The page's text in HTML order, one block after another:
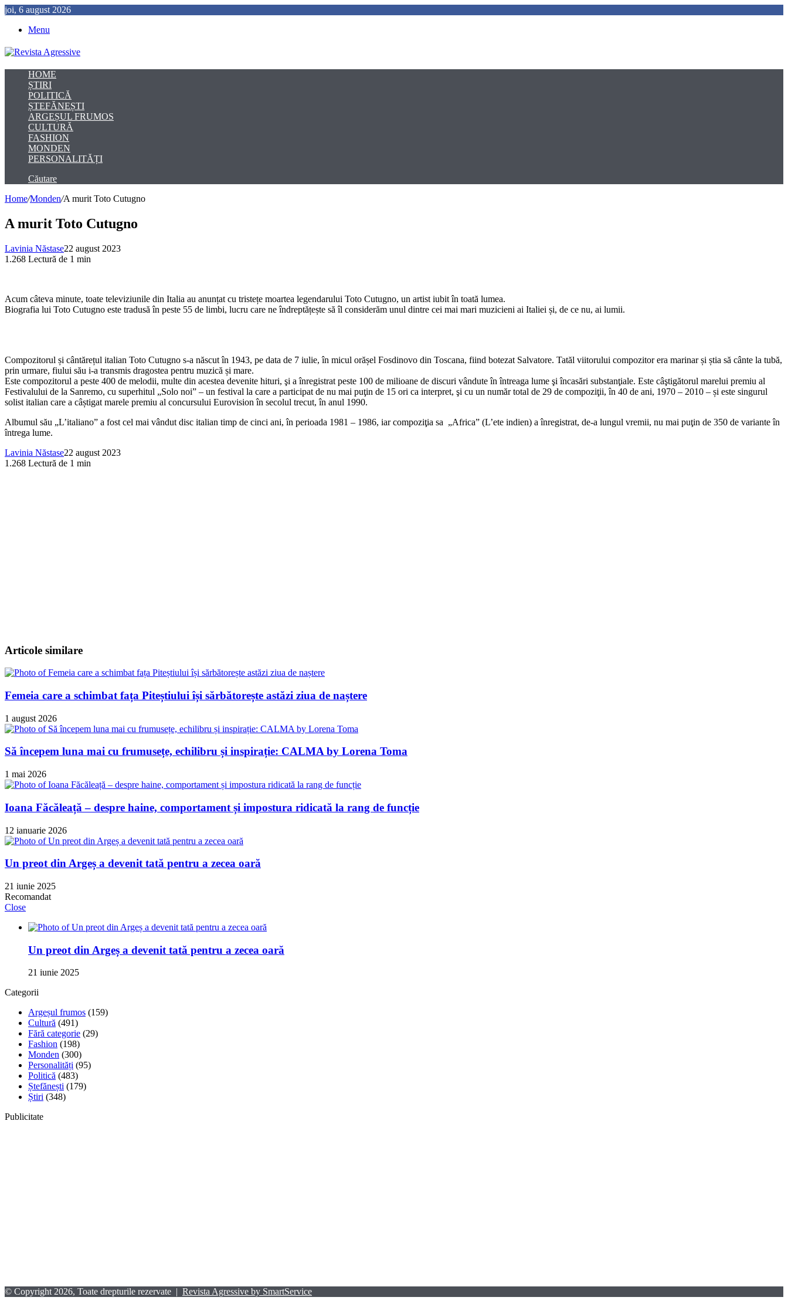
joi, 6 august 2026
Menu
HOME
ȘTIRI
POLITICĂ
ȘTEFĂNEȘTI
ARGEȘUL FRUMOS
CULTURĂ
FASHION
MONDEN
PERSONALITĂȚI
Căutare
Home/Monden/A murit Toto Cutugno
A murit Toto Cutugno
Lavinia Năstase22 august 2023
1.268 Lectură de 1 min
Acum câteva minute, toate televiziunile din Italia au anunțat cu tristețe moartea legendarului Toto Cutugno, un artist iubit în toată lumea.
Biografia lui Toto Cutugno este tradusă în peste 55 de limbi, lucru care ne îndreptățește să îl considerăm unul dintre cei mai mari muzicieni ai Italiei și, de ce nu, ai lumii.
Compozitorul și cântărețul italian Toto Cutugno s-a născut în 1943, pe data de 7 iulie, în micul orășel Fosdinovo din Toscana, fiind botezat Salvatore. Tatăl viitorului compozitor era marinar și știa să cânte la tubă,
prin urmare, fiului său i-a transmis dragostea pentru muzică și mare.
Este compozitorul a peste 400 de melodii, multe din acestea devenite hituri, şi a înregistrat peste 100 de milioane de discuri vândute în întreaga lume şi încasări substanţiale. Este câştigătorul marelui premiu al
Festivalului de la Sanremo, cu superhitul „Solo noi” – un festival la care a participat de nu mai puţin de 15 ori ca interpret, şi cu un număr total de 29 de compoziţii, în 40 de ani, 1970 – 2010 – și este singurul
solist italian care a câștigat marele premiu al concursului Eurovision în secolul trecut, în anul 1990.
Albumul său „L’italiano” a fost cel mai vândut disc italian timp de cinci ani, în perioada 1981 – 1986, iar compoziţia sa „Africa” (L’ete indien) a înregistrat, de-a lungul vremii, nu mai puţin de 350 de variante în
întrega lume.
Lavinia Năstase22 august 2023
1.268 Lectură de 1 min
Articole similare
Femeia care a schimbat fața Piteștiului își sărbătorește astăzi ziua de naștere
1 august 2026
Să începem luna mai cu frumusețe, echilibru și inspirație: CALMA by Lorena Toma
1 mai 2026
Ioana Făcăleață – despre haine, comportament și impostura ridicată la rang de funcție
12 ianuarie 2026
Un preot din Argeș a devenit tată pentru a zecea oară
21 iunie 2025
Recomandat
Close
Un preot din Argeș a devenit tată pentru a zecea oară
21 iunie 2025
Categorii
Argeșul frumos (159)
Cultură (491)
Fără categorie (29)
Fashion (198)
Monden (300)
Personalități (95)
Politică (483)
Ștefănești (179)
Știri (348)
Publicitate
© Copyright 2026, Toate drepturile rezervate | Revista Agressive by SmartService